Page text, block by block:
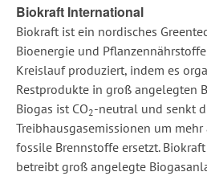
Biokraft International
Biokraft ist ein nordisches
Bioenergie und
Kreislauf produziert, indem es
Restprodukte in groß angelegten
Biogas ist CO2-neutral und senkt
Treibhausgasemissionen um
fossile Brennstoffe ersetzt.
betreibt groß angelegte